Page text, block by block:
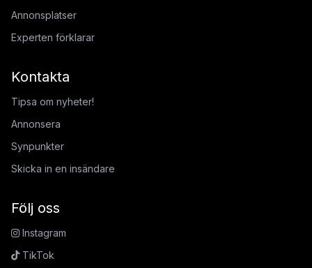
Annonsplatser
Experten förklarar
Kontakta
Tipsa om nyheter!
Annonsera
Synpunkter
Skicka in en insändare
Följ oss
Instagram
TikTok